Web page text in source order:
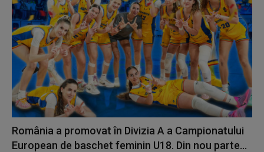
România a promovat în Divizia A a Campionatului
European de baschet feminin U18. Din nou parte...